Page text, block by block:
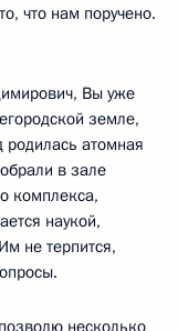
что нам поручено.
Вы уже
земле,
родилась атомная
в зале
комплекса,
наукой,
не терпится,
несколько